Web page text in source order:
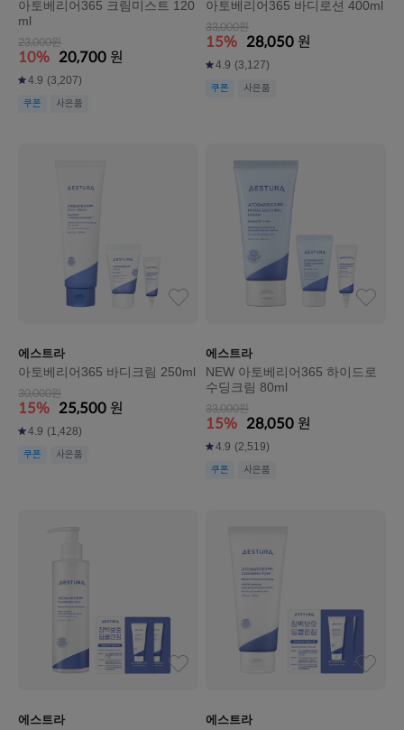
아토베리어365 크림미스트 120
ml
23,000원
10% 20,700 원
4.9 (3,207)
쿠폰 사은품
아토베리어365 바디로션 400ml
33,000원
15% 28,050 원
4.9 (3,127)
쿠폰 사은품
에스트라
아토베리어365 바디크림 250ml
30,000원
15% 25,500 원
4.9 (1,428)
쿠폰 사은품
에스트라
NEW 아토베리어365 하이드로
수딩크림 80ml
33,000원
15% 28,050 원
4.9 (2,519)
쿠폰 사은품
에스트라 에스트라